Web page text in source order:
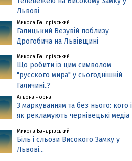
Львові
Микола Бандрівський
Галицький Везувій поблизу
Дрогобича на Львівщині
Микола Бандрівський
Що робити із цим символом
"русского мира" у сьогоднішній
Галичині..?
Альона Чорна
З маркуванням та без нього: кого і
як рекламують чернівецькі медіа
Микола Бандрівський
Біль і сльози Високого Замку у
Львові...